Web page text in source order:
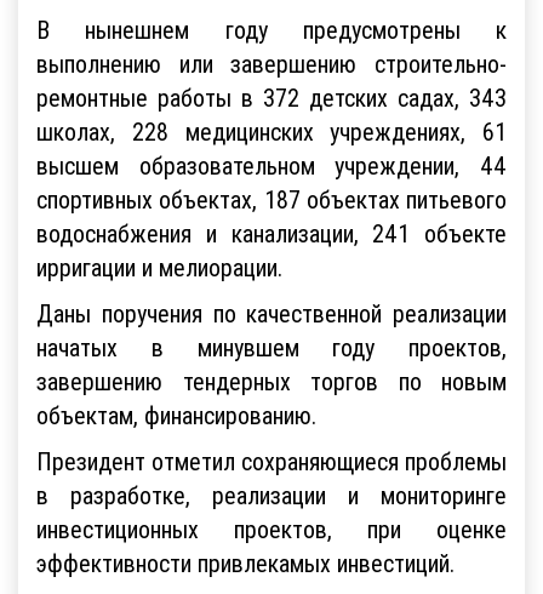
В нынешнем году предусмотрены к
выполнению или завершению строительно-
ремонтные работы в 372 детских садах, 343
школах, 228 медицинских учреждениях, 61
высшем образовательном учреждении, 44
спортивных объектах, 187 объектах питьевого
водоснабжения и канализации, 241 объекте
ирригации и мелиорации.
Даны поручения по качественной реализации
начатых в минувшем году проектов,
завершению тендерных торгов по новым
объектам, финансированию.
Президент отметил сохраняющиеся проблемы
в разработке, реализации и мониторинге
инвестиционных проектов, при оценке
эффективности привлекамых инвестиций.